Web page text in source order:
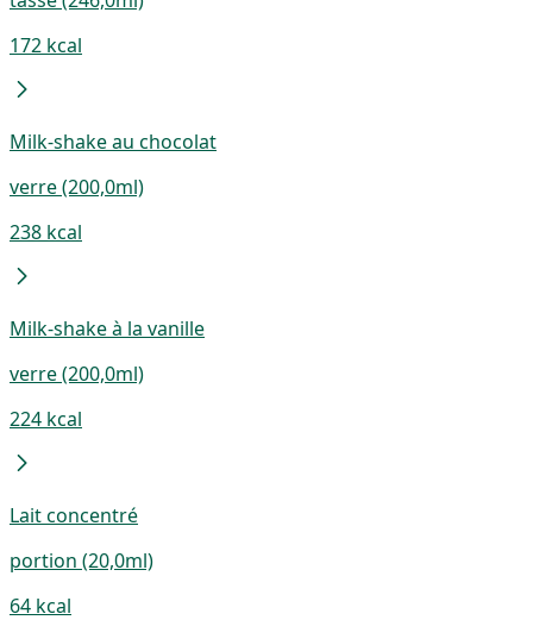
172 kcal
Milk-shake au chocolat
verre (200,0ml)
238 kcal
Milk-shake à la vanille
verre (200,0ml)
224 kcal
Lait concentré
portion (20,0ml)
64 kcal